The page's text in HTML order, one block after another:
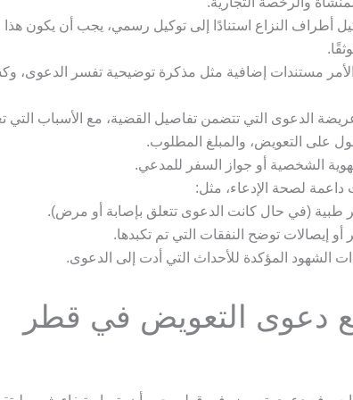
أطراف النزاع استنادًا إلى توكيل رسمي، يجب أن يكون
مستندات إضافية مثل مذكرة توضيحية تفسر
الدعوى التي تتضمن تفاصيل القضية، مع الأسباب التي
على التعويض، والمبلغ المطلوب.
الشخصية أو جواز السفر للمدعي.
داعمة لصحة الإدعاء، مثل:
طبية (في حال كانت الدعوى تتعلق بإصابة أو مرض).
أو إيصالات توضح النفقات التي تم تكبدها.
الشهود المؤكدة للأحداث التي أدت إلى الدعوى.
دعوى التعويض في قطر